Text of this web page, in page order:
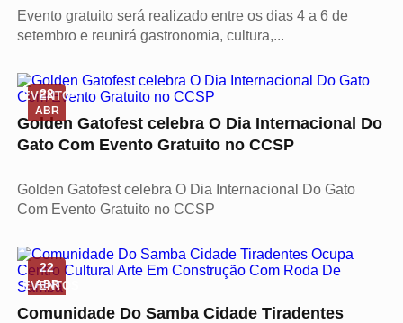
Evento gratuito será realizado entre os dias 4 a 6 de
setembro e reunirá gastronomia, cultura,...
22
ABR
EVENTOS
Golden Gatofest celebra O Dia Internacional Do
Gato Com Evento Gratuito no CCSP
Golden Gatofest celebra O Dia Internacional Do Gato
Com Evento Gratuito no CCSP
22
ABR
EVENTOS
Comunidade Do Samba Cidade Tiradentes